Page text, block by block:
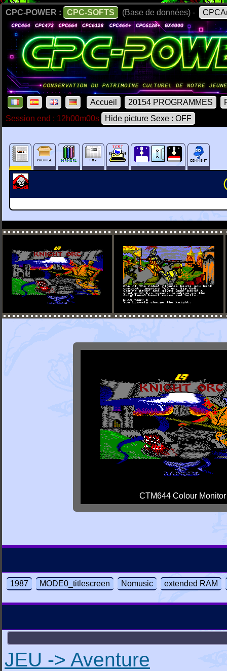
CPC-POWER : CPC-SOFTS (Base de données) -
Accueil 20154 PROGRAMMES
Session end : 12h00m00s
Hide picture Sexe : OFF
CTM644 Colour Monitor
1987 MODE0_titlescreen Nomusic extended RAM
JEU -> Aventure